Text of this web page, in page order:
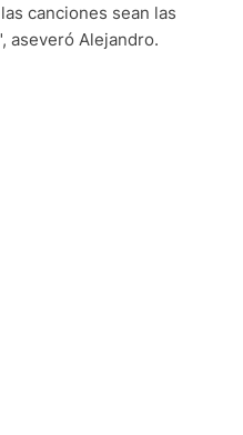
canciones sean las
aseveró Alejandro.